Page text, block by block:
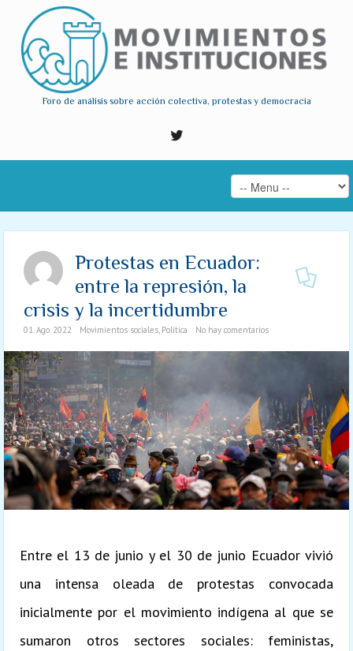
Foro de análisis sobre acción colectiva, protestas y democracia
Protestas en Ecuador:
entre la represión, la
crisis y la incertidumbre
01. Ago. 2022 Movimientos sociales, Política No hay comentarios
Entre el 13 de junio y el 30 de junio Ecuador vivió
una intensa oleada de protestas convocada
inicialmente por el movimiento indígena al que se
sumaron otros sectores sociales: feministas,